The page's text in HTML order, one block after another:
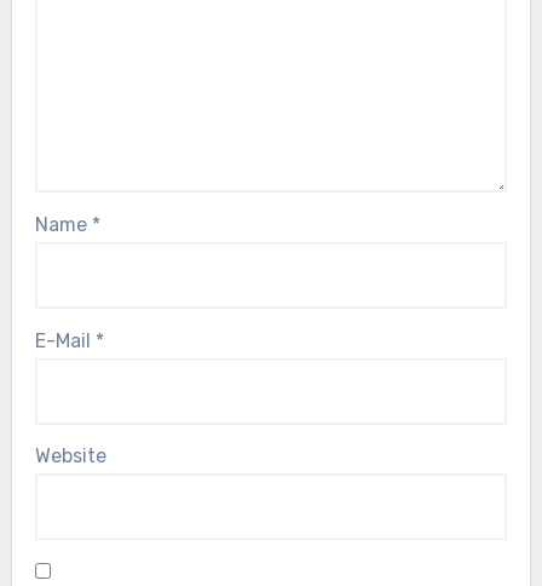
Name *
E-Mail *
Website